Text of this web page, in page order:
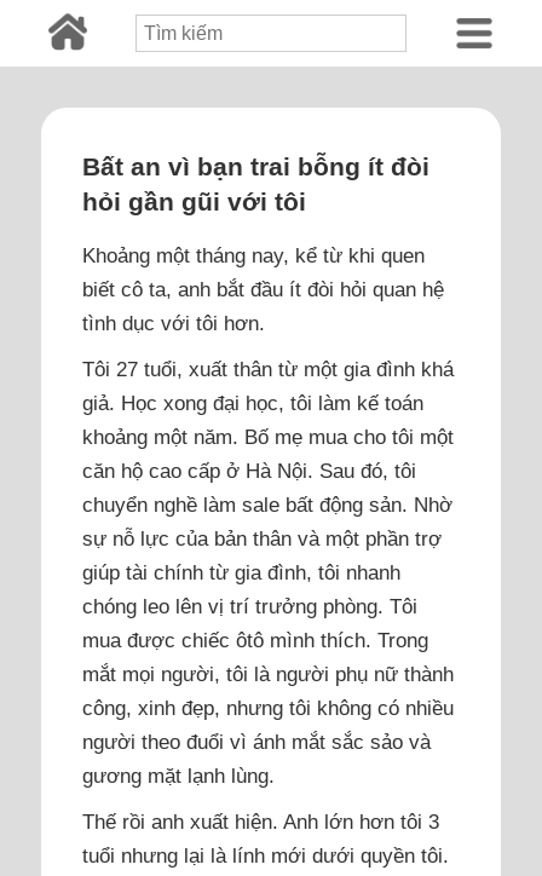
Bất an vì bạn trai bỗng ít đòi
hỏi gần gũi với tôi
Khoảng một tháng nay, kể từ khi quen
biết cô ta, anh bắt đầu ít đòi hỏi quan hệ
tình dục với tôi hơn.
Tôi 27 tuổi, xuất thân từ một gia đình khá
giả. Học xong đại học, tôi làm kế toán
khoảng một năm. Bố mẹ mua cho tôi một
căn hộ cao cấp ở Hà Nội. Sau đó, tôi
chuyển nghề làm sale bất động sản. Nhờ
sự nỗ lực của bản thân và một phần trợ
giúp tài chính từ gia đình, tôi nhanh
chóng leo lên vị trí trưởng phòng. Tôi
mua được chiếc ôtô mình thích. Trong
mắt mọi người, tôi là người phụ nữ thành
công, xinh đẹp, nhưng tôi không có nhiều
người theo đuổi vì ánh mắt sắc sảo và
gương mặt lạnh lùng.
Thế rồi anh xuất hiện. Anh lớn hơn tôi 3
tuổi nhưng lại là lính mới dưới quyền tôi.